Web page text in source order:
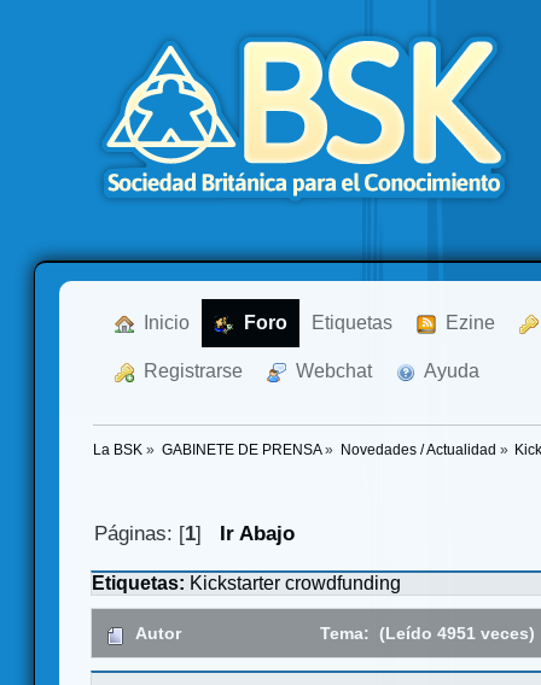
Inicio Foro Etiquetas Ezine
Registrarse Webchat Ayuda
La BSK » GABINETE DE PRENSA» Novedades / Actualidad »
Páginas: [1] Ir Abajo
Etiquetas: Kickstarter crowdfunding
Autor Tema: (Leído 4951 veces)